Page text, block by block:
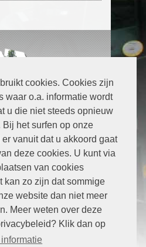
cookies. Cookies zijn
waar o.a. informatie wordt
u die niet steeds opnieuw
Bij het surfen op onze
vanuit dat u akkoord gaat
deze cookies. U kunt via
van cookies
kan zo zijn dat sommige
website dan niet meer
Meer weten over deze
Klik dan op
links